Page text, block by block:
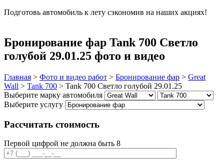
Подготовь автомобиль к лету сэкономив на наших акциях!
Бронирование фар Tank 700 Светло
голубой 29.01.25 фото и видео
Главная > Фото и видео работ > Бронирование фар > Great
Wall > Tank 700 > Tank 700 Светло голубой 29.01.25
Выберите марку автомобиля
Выберите услугу
Рассчитать стоимость
Первой цифрой не должна быть 8